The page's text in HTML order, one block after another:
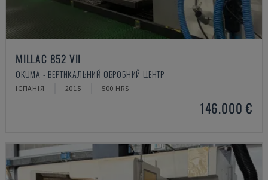
MILLAC 852 VII
OKUMA - ВЕРТИКАЛЬНИЙ ОБРОБНИЙ ЦЕНТР
ІСПАНІЯ 2015 500 HRS
146.000 €